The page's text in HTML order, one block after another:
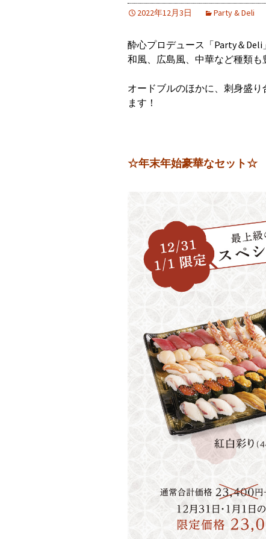
2022年12月3日 Party & Deli
酔心プロデュース「Party＆Deli
和風、広島風、中華など種類も
オードブルのほかに、刺身盛
ます！
☆年末年始豪華なセット☆